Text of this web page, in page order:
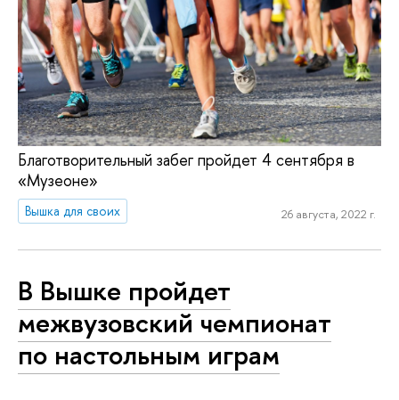
Благотворительный забег пройдет 4 сентября в
«Музеоне»
Вышка для своих 26 августа, 2022 г.
В Вышке пройдет
межвузовский чемпионат
по настольным играм